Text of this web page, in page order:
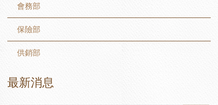
會務部
保險部
供銷部
最新消息